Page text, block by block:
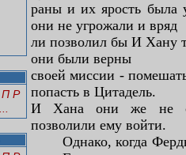
П Р
раны и их ярость
они не угрожали и вряд
ли позволил бы И Хану
они были верны
своей миссии -
попасть в Цитадель.
И Хана они же не
позволили ему войти.
Однако, когда